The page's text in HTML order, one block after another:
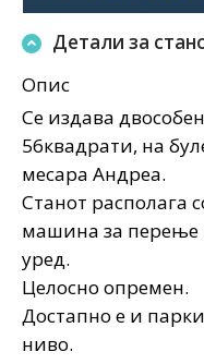
Детали за
Опис
Се издава
56квадрати, на
месара Андреа.
Станот располага
машина за
уред.
Целосно опремен.
Достапно е и
ниво.